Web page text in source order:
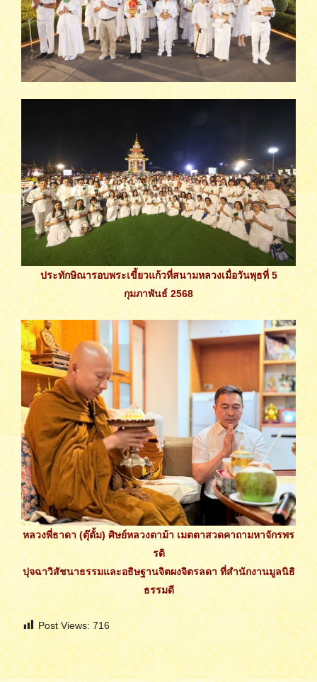
ประทักษิณารอบพระเขี้ยวแก้วที่สนามหลวงเมื่อวันพุธที่ 5
กุมภาพันธ์ 2568
หลวงพี่ธาดา (ตุ๊ตั้ม) ศิษย์หลวงตาม้า เมตตาสวดคาถามหาจักรพร
รดิ
ปุจฉาวิสัชนาธรรมและอธิษฐานจิตผงจิตรลดา ที่สำนักงานมูลนิธิ
ธรรมดี
Post Views: 716